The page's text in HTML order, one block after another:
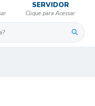
SERVIDOR